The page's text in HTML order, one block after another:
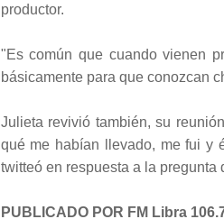
productor.
"Es común que cuando vienen
básicamente para que conozcan
Julieta revivió también, su
qué me habían llevado, me fui y
twitteó en respuesta a la
PUBLICADO POR FM Libra